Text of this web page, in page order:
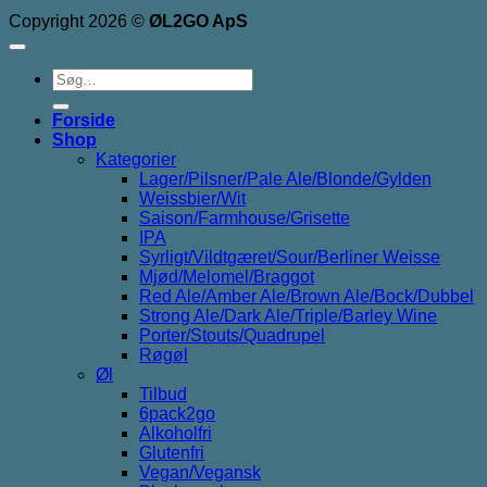
Copyright 2026 © ØL2GO ApS
Søg
efter:
Forside
Shop
Kategorier
Lager/Pilsner/Pale Ale/Blonde/Gylden
Weissbier/Wit
Saison/Farmhouse/Grisette
IPA
Syrligt/Vildtgæret/Sour/Berliner Weisse
Mjød/Melomel/Braggot
Red Ale/Amber Ale/Brown Ale/Bock/Dubbel
Strong Ale/Dark Ale/Triple/Barley Wine
Porter/Stouts/Quadrupel
Røgøl
Øl
Tilbud
6pack2go
Alkoholfri
Glutenfri
Vegan/Vegansk